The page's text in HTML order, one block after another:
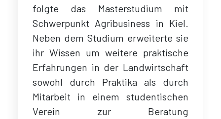
folgte das Masterstudium mit
Schwerpunkt Agribusiness in Kiel.
Neben dem Studium erweiterte sie
ihr Wissen um weitere praktische
Erfahrungen in der Landwirtschaft
sowohl durch Praktika als durch
Mitarbeit in einem studentischen
Verein zur Beratung